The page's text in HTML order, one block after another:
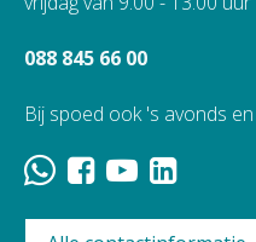
088 845 66 00
Bij spoed ook 's avonds